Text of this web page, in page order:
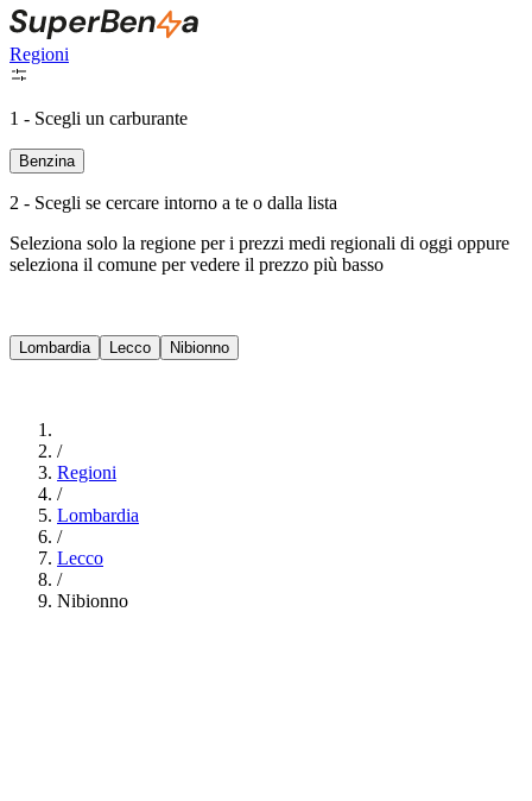
Regioni
1 - Scegli un carburante
Benzina
2 - Scegli se cercare intorno a te o dalla lista
Seleziona solo la regione per i prezzi medi regionali di oggi oppure
seleziona il comune per vedere il prezzo più basso
Lombardia Lecco Nibionno
/
Regioni
/
Lombardia
/
Lecco
/
Nibionno